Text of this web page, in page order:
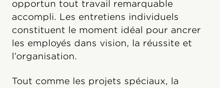
opportun tout travail remarquable
accompli. Les entretiens individuels
constituent le moment idéal pour ancrer
les employés dans vision, la réussite et
l’organisation.
Tout comme les projets spéciaux, la